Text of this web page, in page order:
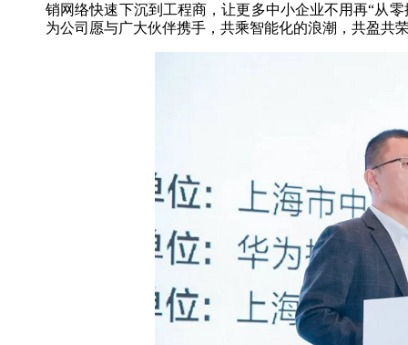
销网络快速下沉到工程商，让更多中小企业不用再“从
为公司愿与广大伙伴携手，共乘智能化的浪潮，共盈共